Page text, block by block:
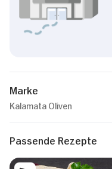
Marke
Kalamata Oliven
Passende Rezepte